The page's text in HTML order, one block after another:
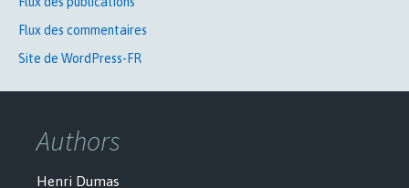
Flux des commentaires
Site de WordPress-FR
Authors
Henri Dumas